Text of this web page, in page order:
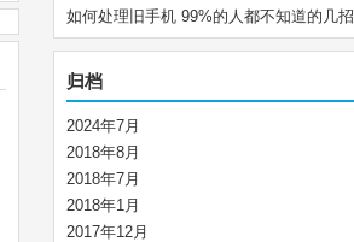
如何处理旧手机 99%的人都不知道的几招
归档
2024年7月
2018年8月
2018年7月
2018年1月
2017年12月